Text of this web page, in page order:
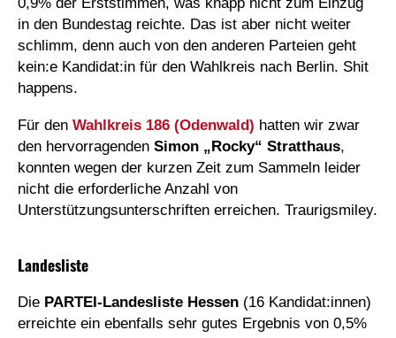
in den Bundestag reichte. Das ist aber nicht weiter
schlimm, denn auch von den anderen Parteien geht
kein:e Kandidat:in für den Wahlkreis nach Berlin. Shit
happens.
Für den Wahlkreis 186 (Odenwald) hatten wir zwar
den hervorragenden Simon „Rocky“ Stratthaus,
konnten wegen der kurzen Zeit zum Sammeln leider
nicht die erforderliche Anzahl von
Unterstützungsunterschriften erreichen. Traurigsmiley.
Landesliste
Die PARTEI-Landesliste Hessen (16 Kandidat:innen)
erreichte ein ebenfalls sehr gutes Ergebnis von 0,5%